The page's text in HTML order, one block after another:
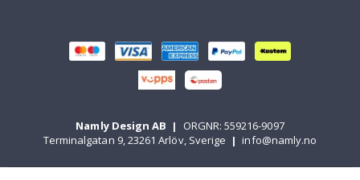
Namly Design AB |
ORGNR: 559216-9097
Terminalgatan 9, 23261 Arlöv, Sverige | info@namly.no